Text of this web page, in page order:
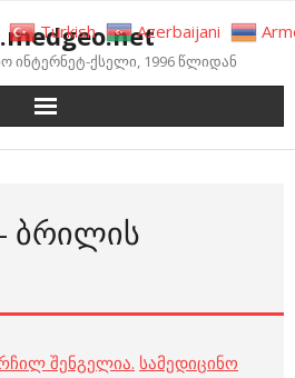
ინტერნეტ-ქსელი, 1996 წლიდან
ᲑᲠᲘᲚᲘᲡ
შენგელია. სამედიცინო
Turkish Azerbaijani